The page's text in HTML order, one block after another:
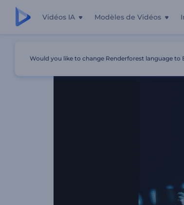
Vidéos IA Modèles de Vidéos
Would you like to change Renderforest language to